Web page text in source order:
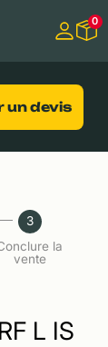
0
un devis
3
la
vente
L IS